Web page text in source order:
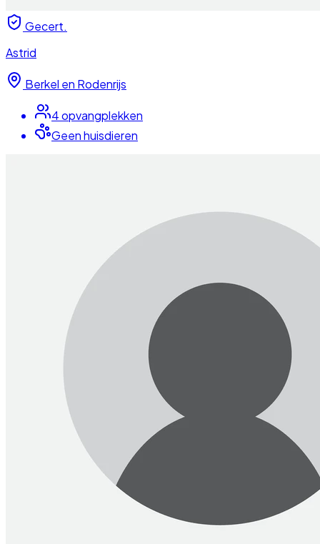
Gecert.
Astrid
Berkel en Rodenrijs
4opvangplekken
Geen huisdieren